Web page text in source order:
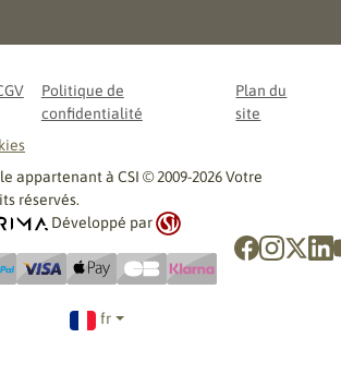
Politique de
confidentialité
Plan du
site
appartenant à CSI © 2009-2026 Votre
réservés.
Développé par
fr